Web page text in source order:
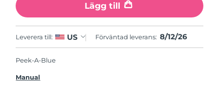
Lägg till
Leverera till: US Förväntad leverans: 8/12/26
Peek-A-Blue
Manual